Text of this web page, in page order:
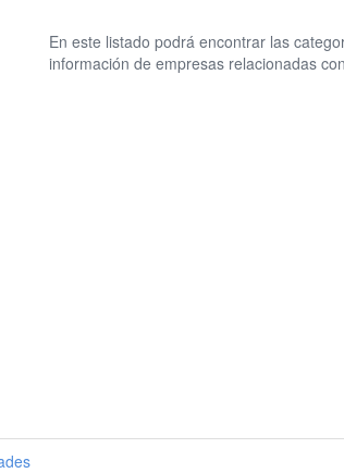
En este listado podrá encontrar las
información de empresas relacionadas